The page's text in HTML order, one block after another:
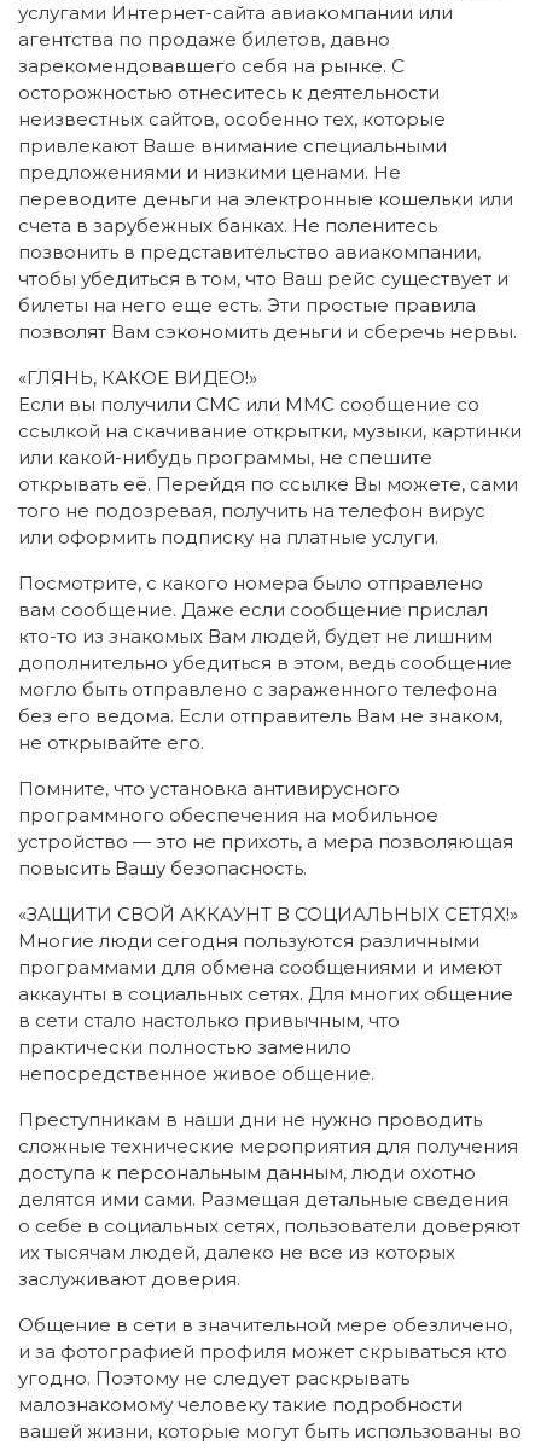
услугами Интернет-сайта авиакомпании или
агентства по продаже билетов, давно
зарекомендовавшего себя на рынке. С
осторожностью отнеситесь к деятельности
неизвестных сайтов, особенно тех, которые
привлекают Ваше внимание специальными
предложениями и низкими ценами. Не
переводите деньги на электронные кошельки или
счета в зарубежных банках. Не поленитесь
позвонить в представительство авиакомпании,
чтобы убедиться в том, что Ваш рейс существует и
билеты на него еще есть. Эти простые правила
позволят Вам сэкономить деньги и сберечь нервы.
«ГЛЯНЬ, КАКОЕ ВИДЕО!»
Если вы получили СМС или ММС сообщение со
ссылкой на скачивание открытки, музыки, картинки
или какой-нибудь программы, не спешите
открывать её. Перейдя по ссылке Вы можете, сами
того не подозревая, получить на телефон вирус
или оформить подписку на платные услуги.
Посмотрите, с какого номера было отправлено
вам сообщение. Даже если сообщение прислал
кто-то из знакомых Вам людей, будет не лишним
дополнительно убедиться в этом, ведь сообщение
могло быть отправлено с зараженного телефона
без его ведома. Если отправитель Вам не знаком,
не открывайте его.
Помните, что установка антивирусного
программного обеспечения на мобильное
устройство — это не прихоть, а мера позволяющая
повысить Вашу безопасность.
«ЗАЩИТИ СВОЙ АККАУНТ В СОЦИАЛЬНЫХ СЕТЯХ!»
Многие люди сегодня пользуются различными
программами для обмена сообщениями и имеют
аккаунты в социальных сетях. Для многих общение
в сети стало настолько привычным, что
практически полностью заменило
непосредственное живое общение.
Преступникам в наши дни не нужно проводить
сложные технические мероприятия для получения
доступа к персональным данным, люди охотно
делятся ими сами. Размещая детальные сведения
о себе в социальных сетях, пользователи доверяют
их тысячам людей, далеко не все из которых
заслуживают доверия.
Общение в сети в значительной мере обезличено,
и за фотографией профиля может скрываться кто
угодно. Поэтому не следует раскрывать
малознакомому человеку такие подробности
вашей жизни, которые могут быть использованы во